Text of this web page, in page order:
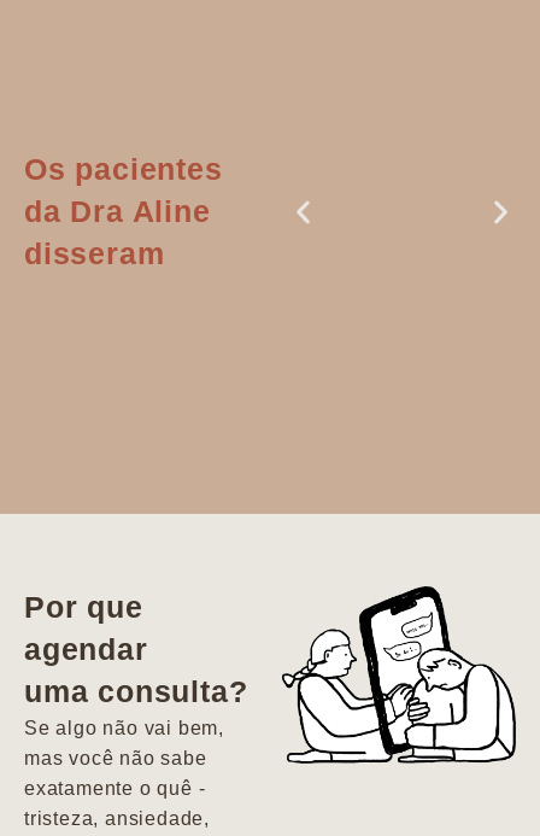
Os pacientes
da Dra Aline
disseram
vida. Ela me
encontrou num
estado misto de
depressão e
agitação com
pensamentos
Por que
agendar
uma consulta?
Se algo não vai bem,
mas você não sabe
exatamente o quê -
tristeza, ansiedade,